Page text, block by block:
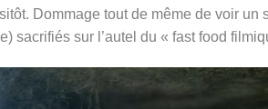
Dommage tout de même de voir
sacrifiés sur l’autel du « fast food